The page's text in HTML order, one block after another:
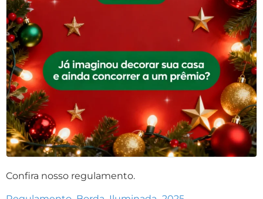
Confira nosso regulamento.